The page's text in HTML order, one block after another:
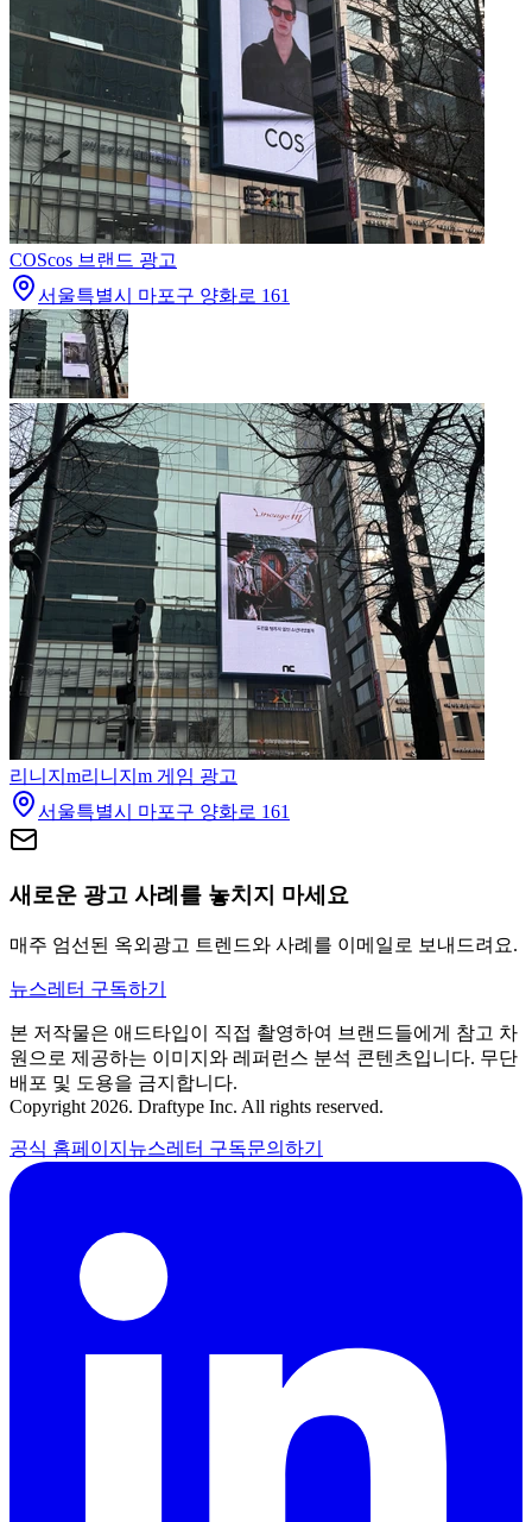
COScos 브랜드 광고
서울특별시 마포구 양화로 161
리니지m리니지m 게임 광고
서울특별시 마포구 양화로 161
새로운 광고 사례를 놓치지 마세요
매주 엄선된 옥외광고 트렌드와 사례를 이메일로 보내드려요.
뉴스레터 구독하기
본 저작물은 애드타입이 직접 촬영하여 브랜드들에게 참고 차
원으로 제공하는 이미지와 레퍼런스 분석 콘텐츠입니다. 무단
배포 및 도용을 금지합니다.
Copyright 2026. Draftype Inc. All rights reserved.
공식 홈페이지 뉴스레터 구독문의하기